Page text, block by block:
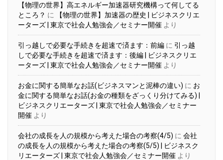
【物理の世界】高エネルギー加速器研究機構って何してる
ところ？ に
【物理の世界】加速器の歴史 | ビジネスクリエ
ーターズ | 東京で社会人勉強会／セミナー開催 より
引っ越しで必要な手続きを超速で済ます：前編 に 引っ越
しで必要な手続きを超速で済ます：後編 | ビジネスクリエ
ーターズ | 東京で社会人勉強会／セミナー開催 より
お金に関する簡単なお話(ビジネスマンと泥棒の違い) に お
金に関する簡単なお話(お金の種類をざっくり分けてみる) |
ビジネスクリエーターズ | 東京で社会人勉強会／セミナー
開催 より
会社の成長を人の規模から考えた場合の考察(4/5) に 会社
の成長を人の規模から考えた場合の考察(5/5) | ビジネスク
リエーターズ | 東京で社会人勉強会／セミナー開催 より